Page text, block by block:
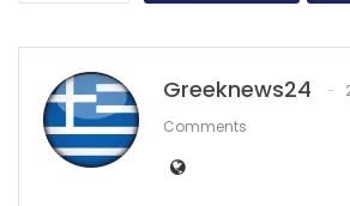
Greeknews24
Comments